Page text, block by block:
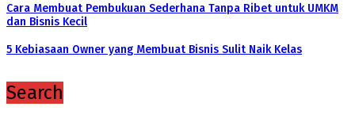
Cara Membuat Pembukuan Sederhana Tanpa Ribet untuk UMKM
dan Bisnis Kecil
5 Kebiasaan Owner yang Membuat Bisnis Sulit Naik Kelas
Search